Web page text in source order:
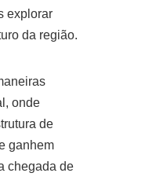
explorar
da região.
onde
de
ganhem
chegada de